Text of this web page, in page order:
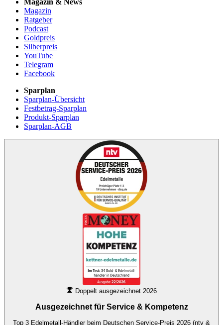
Magazin
Ratgeber
Podcast
Goldpreis
Silberpreis
YouTube
Telegram
Facebook
Sparplan
Sparplan-Übersicht
Festbetrag-Sparplan
Produkt-Sparplan
Sparplan-AGB
Doppelt ausgezeichnet 2026
Ausgezeichnet für Service & Kompetenz
Top 3 Edelmetall-Händler beim Deutschen Service-Preis 2026 (ntv &